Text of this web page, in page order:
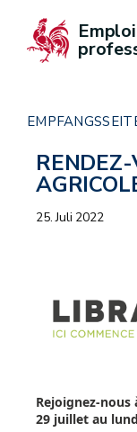
25. Juli 2022
Rejoignez-
29 juillet au